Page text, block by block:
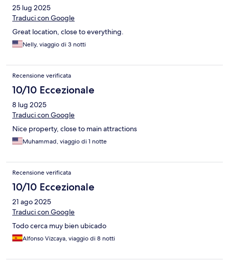
25 lug 2025
Traduci con Google
Great location, close to everything.
Nelly, viaggio di 3 notti
Recensione verificata
10/10 Eccezionale
8 lug 2025
Traduci con Google
Nice property, close to main attractions
Muhammad, viaggio di 1 notte
Recensione verificata
10/10 Eccezionale
21 ago 2025
Traduci con Google
Todo cerca muy bien ubicado
Alfonso Vizcaya, viaggio di 8 notti